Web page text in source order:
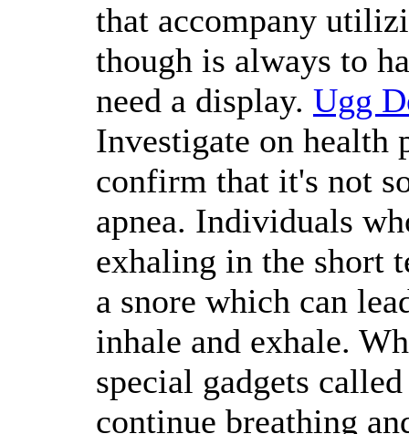
that accompany
though is always to
need a display. Ugg
Investigate on health
confirm that it's not
apnea. Individuals
exhaling in the short
a snore which can
inhale and exhale.
special gadgets
continue breathing